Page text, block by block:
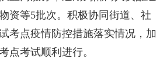
资等5批次。积极协同街道、社
考点疫情防控措施落实情况，加
点考试顺利进行。